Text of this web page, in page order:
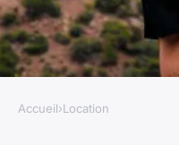
Accueil›Location